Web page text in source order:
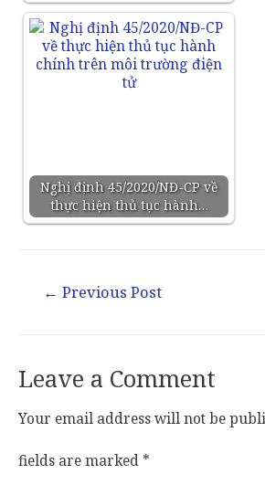
Nghị định 45/2020/NĐ-CP về
thực hiện thủ tục hành…
← Previous Post
Leave a Comment
Your email address will not be
fields are marked *